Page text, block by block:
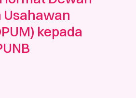
Usahawan
kepada